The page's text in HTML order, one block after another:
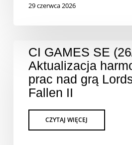
29 czerwca 2026
CI GAMES SE
Aktualizacja
prac nad grą
Fallen II